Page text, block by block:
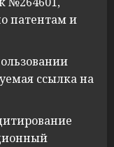
патентам и
ссылка на